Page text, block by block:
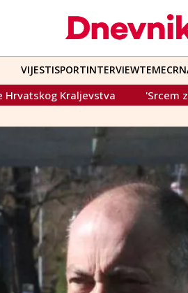
VIJESTISPORTINTERVIEWTEME
'Srcem za Osmicu':